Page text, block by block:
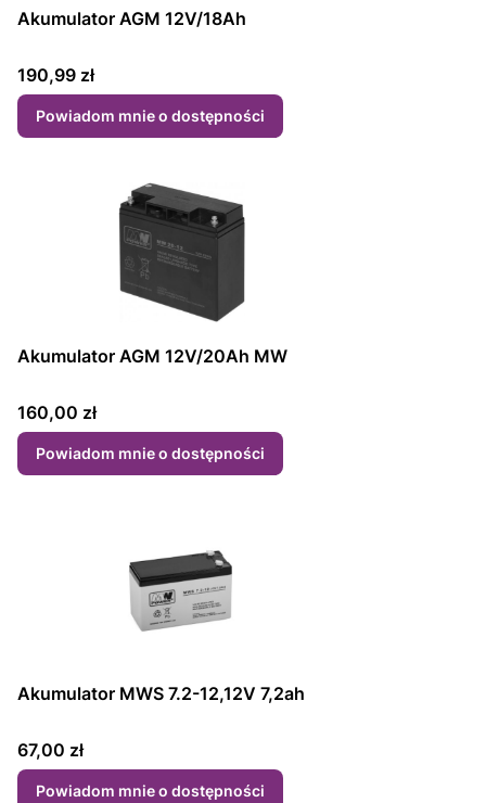
Akumulator AGM 12V/18Ah
Cena
190,99 zł
Powiadom mnie o dostępności
Akumulator AGM 12V/20Ah MW
Cena
160,00 zł
Powiadom mnie o dostępności
Akumulator MWS 7.2-12,12V 7,2ah
Cena
67,00 zł
Powiadom mnie o dostępności